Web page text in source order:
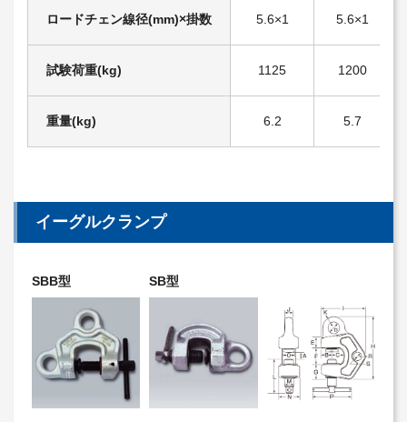
ロードチェン線径(mm)×掛数 5.6×1 5.6×1
試験荷重(kg) 1125 1200
重量(kg) 6.2 5.7
イーグルクランプ
SBB型 SB型